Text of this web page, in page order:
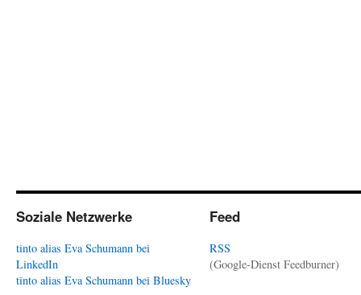
Soziale Netzwerke
tinto alias Eva Schumann bei
LinkedIn
tinto alias Eva Schumann bei Bluesky
Feed
RSS
(Google-Dienst Feedburner)